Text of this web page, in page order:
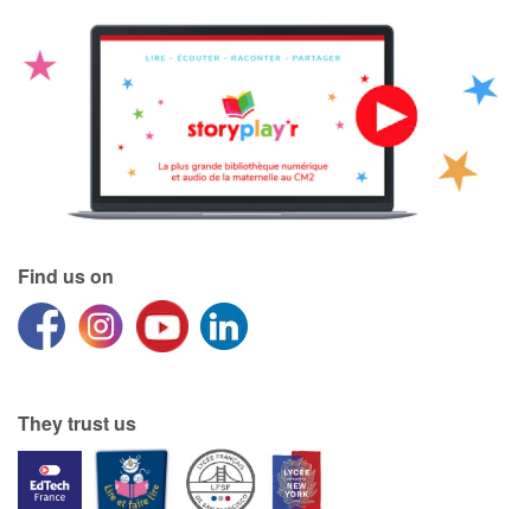
Find us on
They trust us